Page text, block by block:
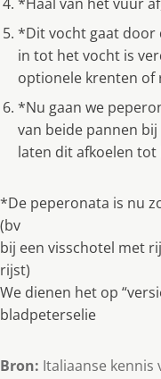
*Dit vocht gaat door
in tot het vocht is
optionele krenten of
*Nu gaan we
van beide pannen
laten dit afkoelen
*De peperonata is nu
(bv
bij een visschotel met
rijst)
We dienen het op
bladpeterselie
Bron: Italiaanse kennis